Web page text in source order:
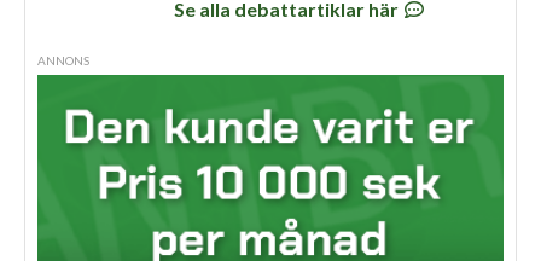
Se alla debattartiklar här
ANNONS